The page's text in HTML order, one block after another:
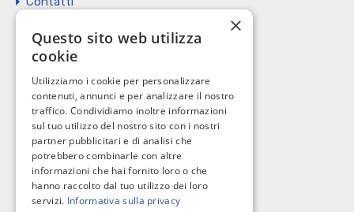
Vendi il tuo immobile
Privacy Policy
Cookie policy
I nostri contatti
C.so Giannone, 184 - 71121 Foggia
×
Questo sito web utilizza
cookie
Utilizziamo i cookie per personalizzare
contenuti, annunci e per analizzare il nostro
traffico. Condividiamo inoltre informazioni
sul tuo utilizzo del nostro sito con i nostri
partner pubblicitari e di analisi che
potrebbero combinarle con altre
informazioni che hai fornito loro o che
hanno raccolto dal tuo utilizzo dei loro
servizi. Informativa sulla privacy